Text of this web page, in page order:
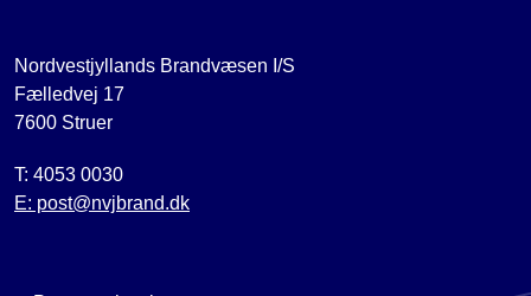
Nordvestjyllands Brandvæsen I/S
Fælledvej 17
7600 Struer
T: 4053 0030
E: post@nvjbrand.dk